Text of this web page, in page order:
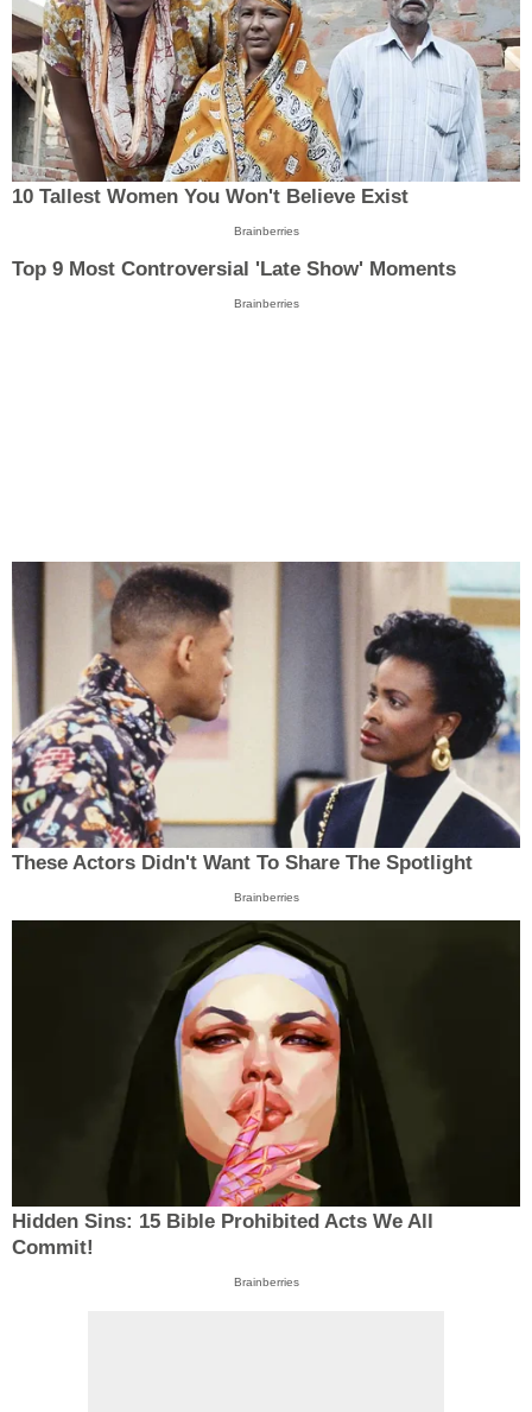
10 Tallest Women You Won't Believe Exist
Brainberries
Top 9 Most Controversial 'Late Show' Moments
Brainberries
These Actors Didn't Want To Share The Spotlight
Brainberries
Hidden Sins: 15 Bible Prohibited Acts We All
Commit!
Brainberries